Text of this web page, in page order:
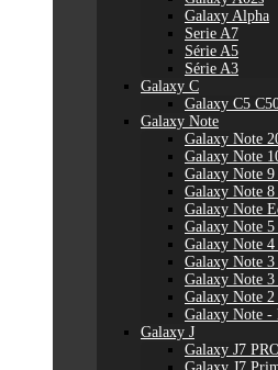
Galaxy Alpha
Serie A7
Série A5
Série A3
Galaxy C
Galaxy C5
Galaxy Note
Galaxy Note
Galaxy Note
Galaxy Note
Galaxy Note
Galaxy Note
Galaxy Note
Galaxy Note
Galaxy Note
Galaxy Note
Galaxy Note
Galaxy Note -
Galaxy J
Galaxy J7